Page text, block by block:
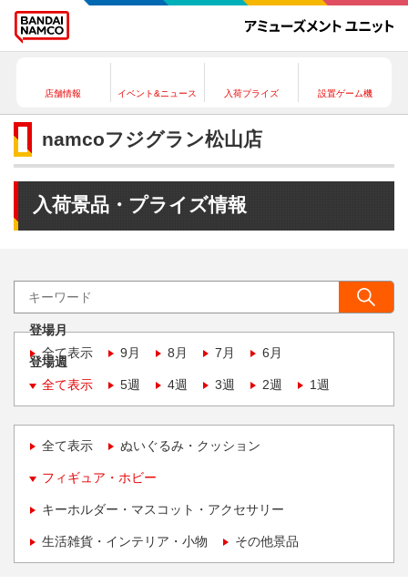
店舗情報 イベント&ニュース 入荷プライズ 設置ゲーム機
namcoフジグラン松山店
入荷景品・プライズ情報
登場月
全て表示
9月 8月 7月 6月
登場週
全て表示
5週 4週 3週 2週 1週
全て表示 ぬいぐるみ・クッション
フィギュア・ホビー
キーホルダー・マスコット・アクセサリー
生活雑貨・インテリア・小物 その他景品